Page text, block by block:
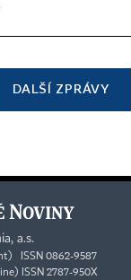
DALŠÍ ZPRÁVY
a.s.
ISSN 0862-9587
ISSN 2787-950X